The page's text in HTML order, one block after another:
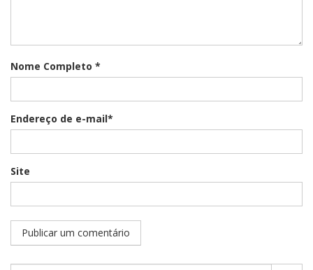
Nome Completo *
Endereço de e-mail*
Site